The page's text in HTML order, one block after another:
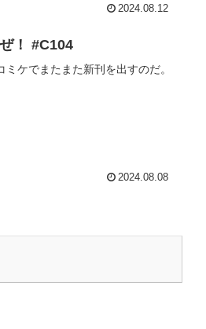
2024.08.12
！ #C104
ケでまたまた新刊を出すのだ。
2024.08.08